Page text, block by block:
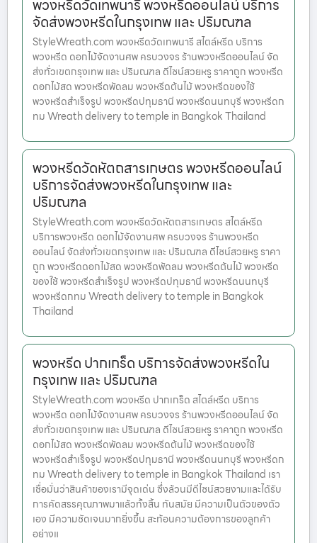
พวงหรีดวัดเทพนารี พวงหรีดออนไลน์ บริการ
จัดส่งพวงหรีดในกรุงเทพ และ ปริมณฑล
StyleWreath.com พวงหรีดวัดเทพนารี สไตล์หรีด บริการ
พวงหรีด ดอกไม้จัดงานศพ ครบวงจร ร้านพวงหรีดออนไลน์ จัด
ส่งทั่วเขตกรุงเทพ และ ปริมณฑล ดีไซน์สวยหรู ราคาถูก พวงหรีด
ดอกไม้สด พวงหรีดพัดลม พวงหรีดต้นไม้ พวงหรีดของใช้
พวงหรีดสำเร็จรูป พวงหรีดปทุมธานี พวงหรีดนนทบุรี พวงหรีดก
ทม Wreath delivery to temple in Bangkok Thailand
พวงหรีดวัดหัตถสารเกษตร พวงหรีดออนไลน์
บริการจัดส่งพวงหรีดในกรุงเทพ และ
ปริมณฑล
StyleWreath.com พวงหรีดวัดหัตถสารเกษตร สไตล์หรีด
บริการพวงหรีด ดอกไม้จัดงานศพ ครบวงจร ร้านพวงหรีด
ออนไลน์ จัดส่งทั่วเขตกรุงเทพ และ ปริมณฑล ดีไซน์สวยหรู ราคา
ถูก พวงหรีดดอกไม้สด พวงหรีดพัดลม พวงหรีดต้นไม้ พวงหรีด
ของใช้ พวงหรีดสำเร็จรูป พวงหรีดปทุมธานี พวงหรีดนนทบุรี
พวงหรีดกทม Wreath delivery to temple in Bangkok
Thailand
พวงหรีด ปากเกร็ด บริการจัดส่งพวงหรีดใน
กรุงเทพ และ ปริมณฑล
StyleWreath.com พวงหรีด ปากเกร็ด สไตล์หรีด บริการ
พวงหรีด ดอกไม้จัดงานศพ ครบวงจร ร้านพวงหรีดออนไลน์ จัด
ส่งทั่วเขตกรุงเทพ และ ปริมณฑล ดีไซน์สวยหรู ราคาถูก พวงหรีด
ดอกไม้สด พวงหรีดพัดลม พวงหรีดต้นไม้ พวงหรีดของใช้
พวงหรีดสำเร็จรูป พวงหรีดปทุมธานี พวงหรีดนนทบุรี พวงหรีดก
ทม Wreath delivery to temple in Bangkok Thailand เรา
เชื่อมั่นว่าสินค้าของเรามีจุดเด่น ซึ่งล้วนมีดีไซน์สวยงามและได้รับ
การคัดสรรคุณภาพมาแล้วทั้งสิ้น ทันสมัย มีความเป็นตัวของตัว
เอง มีความชัดเจนมากยิ่งขึ้น สะท้อนความต้องการของลูกค้า
อย่างแ